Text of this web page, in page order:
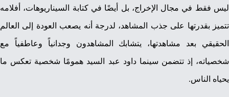
ليس فقط في مجال الإخراج، بل أيضًا في كتابة السيناريوهات، أفلامه
تتميز بقدرتها على جذب المشاهد، لدرجة أنه يصعب العودة إلى العالم
الحقيقي بعد مشاهدتها، يتشابك المشاهدون وجدانياً وعاطفياً مع
شخصياته، إذ تتضمن سينما داود عبد السيد همومًا شخصية تعكس ما
يحياه الناس.